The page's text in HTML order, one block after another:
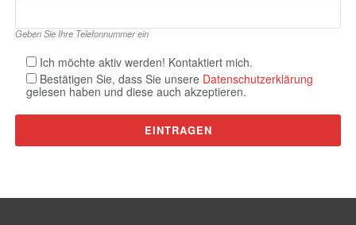
Geben Sie Ihre Telefonnummer ein
Ich möchte aktiv werden! Kontaktiert mich.
Bestätigen Sie, dass Sie unsere Datenschutzerklärung
gelesen haben und diese auch akzeptieren.